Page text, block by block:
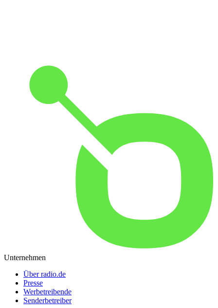
Unternehmen
Über radio.de
Presse
Werbetreibende
Senderbetreiber